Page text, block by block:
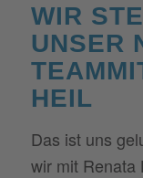
WIR
UNSER
HEIL
Das ist uns
wir mit Renata